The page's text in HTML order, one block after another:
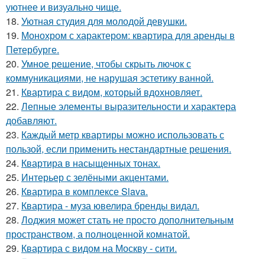
уютнее и визуально чище.
18. Уютная студия для молодой девушки.
19. Монохром с характером: квартира для аренды в
Петербурге.
20. Умное решение, чтобы скрыть лючок с
коммуникациями, не нарушая эстетику ванной.
21. Квартира с видом, который вдохновляет.
22. Лепные элементы выразительности и характера
добавляют.
23. Каждый метр квартиры можно использовать с
пользой, если применить нестандартные решения.
24. Квартира в насыщенных тонах.
25. Интерьер с зелёными акцентами.
26. Квартира в комплексе Slava.
27. Квартира - муза ювелира бренды видал.
28. Лоджия может стать не просто дополнительным
пространством, а полноценной комнатой.
29. Квартира с видом на Москву - сити.